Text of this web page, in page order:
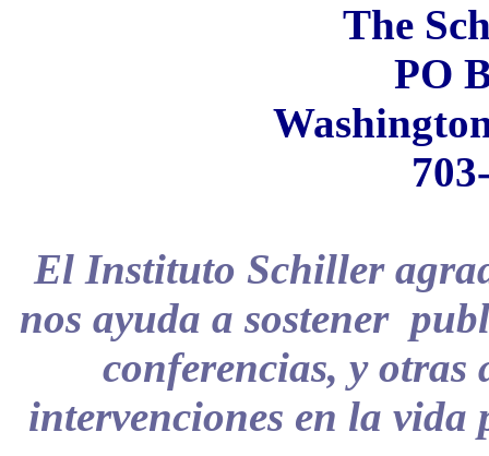
The
PO
El Instituto Schiller
nos ayuda a sostener
conferencias, y otras
intervenciones en la